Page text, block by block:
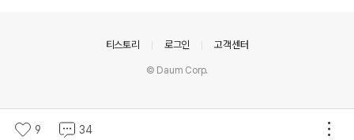
9 34
티스토리 로그인 고객센터
© Daum Corp.